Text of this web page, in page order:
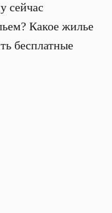
сейчас
Какое жилье
бесплатные